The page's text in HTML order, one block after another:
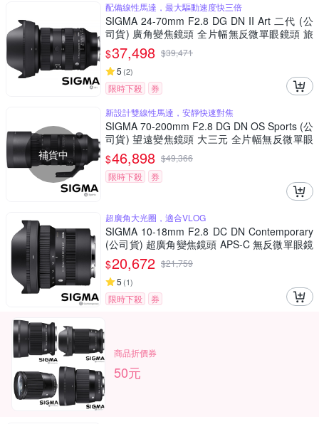
配備線性馬達，最大驅動速度快三倍
SIGMA 24-70mm F2.8 DG DN II Art 二代 (公
司貨) 廣角變焦鏡頭 全片幅無反微單眼鏡頭 旅
遊鏡 大三元
$37,498 $39,471
5 (2)
限時下殺 券
補貨中
新設計雙線性馬達，安靜快速對焦
SIGMA 70-200mm F2.8 DG DN OS Sports (公
司貨) 望遠變焦鏡頭 大三元 全片幅無反微單眼
鏡頭
$46,898 $49,366
限時下殺
券
超廣角大光圈，適合VLOG
SIGMA 10-18mm F2.8 DC DN Contemporary
(公司貨) 超廣角變焦鏡頭 APS-C 無反微單眼鏡
頭
$20,672 $21,759
5 (1)
限時下殺 券
商品折價券
50元